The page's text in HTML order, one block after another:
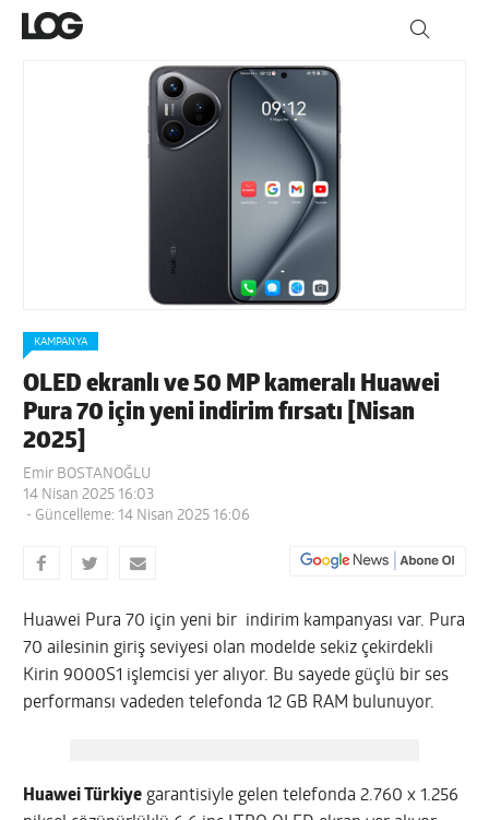
KAMPANYA
OLED ekranlı ve 50 MP kameralı Huawei
Pura 70 için yeni indirim fırsatı [Nisan
2025]
Emir BOSTANOĞLU
14 Nisan 2025 16:03
- Güncelleme: 14 Nisan 2025 16:06
Huawei Pura 70 için yeni bir indirim kampanyası var. Pura
70 ailesinin giriş seviyesi olan modelde sekiz çekirdekli
Kirin 9000S1 işlemcisi yer alıyor. Bu sayede güçlü bir ses
performansı vadeden telefonda 12 GB RAM bulunuyor.
Huawei Türkiye garantisiyle gelen telefonda 2.760 x 1.256